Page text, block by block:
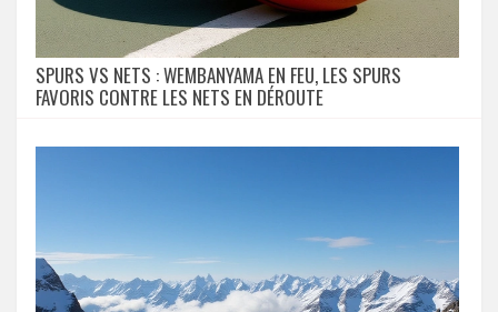
SPURS VS NETS : WEMBANYAMA EN FEU, LES SPURS
FAVORIS CONTRE LES NETS EN DÉROUTE